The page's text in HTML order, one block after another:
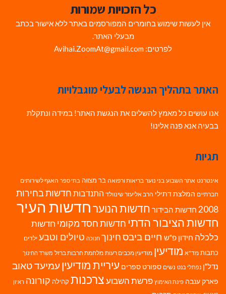
כל הזכויות שמורות
אין לעשות שימוש בחומרים המפורסמים באתר ללא אישור בכתב
מבעלי האתר.
לפרטים: Avihai.ZoomAt@gmail.com
האתר בתהליך הנגשה לבעלי מוגבלויות
אנו עושים כל מאמץ להשלים את הנגשת האתר! במידה ונתקלת
בבעיה אנא פנה אלינו!
תגיות
אינטרנט אתר השבוע בני נוער בריאות ורפואה בר מצווה בתי ספר האגף לשירותים
חברתיים המלצת דתילי הרב אליעזר שינוולד התנדבות חדשות בחירות
2008 חדשות הבידור חדשות הנוערחדשות העיר
חדשות הציבור הדתי חדשות חסד מקומי חדשות
כלכלה חידון פ"ש חיים ביבסחינוך חנוכה טיולים וטבע ילדים
כתבות מד"א מודיעין מודיעין מכבים רעות מלחמת חרבות ברזל משרד החינוך
נדל"ן נפתלי בנט נשים ספורט ספרים עיריית מודיעין עמיעד טאוב
פארק ענבה פינת האימוץ פרשת השבועצרכנות קהילה קורונה ראיון